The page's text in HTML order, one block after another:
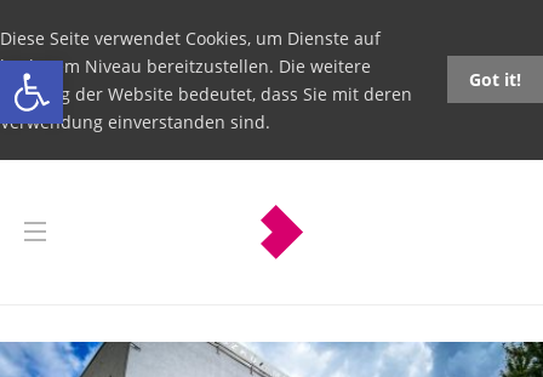
Open toolbar
Diese Seite verwendet Cookies, um Dienste auf
höchstem Niveau bereitzustellen. Die weitere
Nutzung der Website bedeutet, dass Sie mit deren
Verwendung einverstanden sind.
Got it!